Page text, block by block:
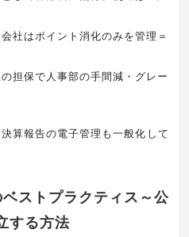
社はポイント消化のみを管理＝
担保で人事部の手間減・グレー
算報告の電子管理も一般化して
ストプラクティス～公
する方法